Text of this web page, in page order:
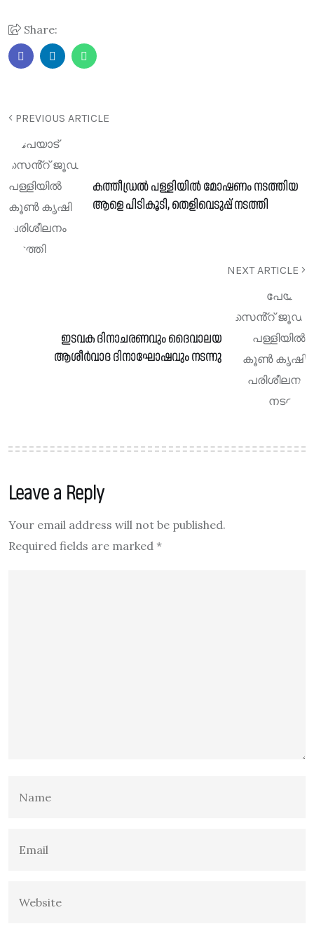
Share:
PREVIOUS ARTICLE
കത്തീഡ്രൽ പള്ളിയിൽ മോഷണം നടത്തിയ
ആളെ പിടികൂടി, തെളിവെടുപ്പ്‌ നടത്തി
NEXT ARTICLE
ഇടവക ദിനാചരണവും ദൈവാലയ
ആശീർവാദ ദിനാഘോഷവും നടന്നു
Leave a Reply
Your email address will not be published.
Required fields are marked *